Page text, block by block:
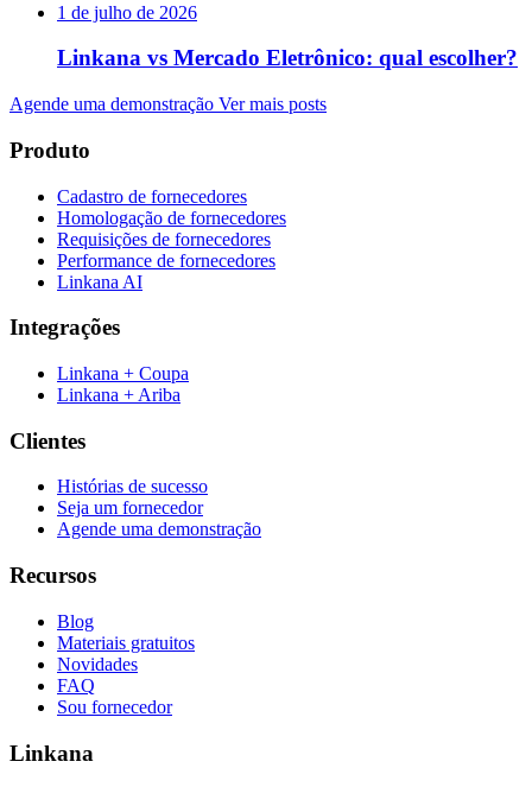
1 de julho de 2026
Linkana vs Mercado Eletrônico: qual escolher?
Agende uma demonstração Ver mais posts
Produto
Cadastro de fornecedores
Homologação de fornecedores
Requisições de fornecedores
Performance de fornecedores
Linkana AI
Integrações
Linkana + Coupa
Linkana + Ariba
Clientes
Histórias de sucesso
Seja um fornecedor
Agende uma demonstração
Recursos
Blog
Materiais gratuitos
Novidades
FAQ
Sou fornecedor
Linkana